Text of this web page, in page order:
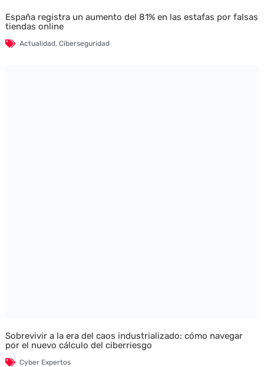
España registra un aumento del 81% en las estafas por falsas
tiendas online
Actualidad, Ciberseguridad
Sobrevivir a la era del caos industrializado: cómo navegar
por el nuevo cálculo del ciberriesgo
Cyber Expertos